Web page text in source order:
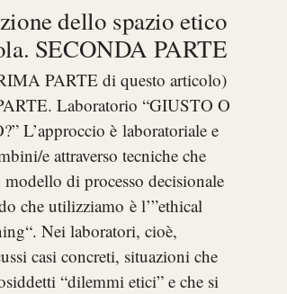
dello spazio etico
SECONDA PARTE
PARTE di questo articolo)
Laboratorio “GIUSTO O
L’approccio è laboratoriale e
e attraverso tecniche che
di processo decisionale
che utilizziamo è l’”ethical
Nei laboratori, cioè,
casi concreti, situazioni che
“dilemmi etici” e che si